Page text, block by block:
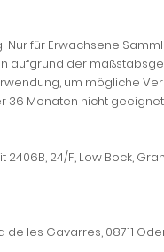
Nur für Erwachsene
aufgrund der
um mögliche
36 Monaten nicht
24/F, Low Bock,
de les Gavarres, 08711